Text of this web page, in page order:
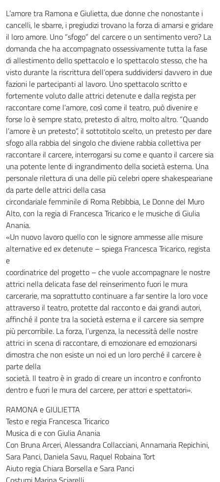
L’amore tra Ramona e Giulietta, due donne che nonostante i
cancelli, le sbarre, i pregiudizi trovano la forza di amarsi e gridare
il loro amore. Uno “sfogo” del carcere o un sentimento vero? La
domanda che ha accompagnato ossessivamente tutta la fase
di allestimento dello spettacolo e lo spettacolo stesso, che ha
visto durante la riscrittura dell’opera suddividersi davvero in due
fazioni le partecipanti al lavoro. Uno spettacolo scritto e
fortemente voluto dalle attrici detenute e dalla regista per
raccontare come l’amore, così come il teatro, può divenire e
forse lo è sempre stato, pretesto di altro, molto altro. “Quando
l’amore è un pretesto”, il sottotitolo scelto, un pretesto per dare
sfogo alla rabbia del singolo che diviene rabbia collettiva per
raccontare il carcere, interrogarsi su come e quanto il carcere sia
una potente lente di ingrandimento della società esterna. Una
personale rilettura di una delle più celebri opere shakespeariane
da parte delle attrici della casa
circondariale femminile di Roma Rebibbia, Le Donne del Muro
Alto, con la regia di Francesca Tricarico e le musiche di Giulia
Anania.
«Un nuovo lavoro quello con le signore ammesse alle misure
alternative ed ex detenute – spiega Francesca Tricarico, regista
e
coordinatrice del progetto – che vuole accompagnare le nostre
attrici nella delicata fase del reinserimento fuori le mura
carcerarie, ma soprattutto continuare a far sentire la loro voce
attraverso il teatro, protette dal racconto e dai grandi autori,
affinché il ponte tra la società esterna e il carcere sia sempre
più percorribile. La forza, l’urgenza, la necessità delle nostre
attrici in scena di raccontare, di emozionare ed emozionarsi
dimostra che non esiste un noi ed un loro perché il carcere è
parte della
società. Il teatro è in grado di creare un incontro e confronto
dentro e fuori le mura del carcere, per attori e spettatori».
RAMONA e GIULIETTA
Testo e regia Francesca Tricarico
Musica di e con Giulia Anania
Con Bruna Arceri, Alessandra Collacciani, Annamaria Repichini,
Sara Panci, Daniela Savu, Raquel Robaina Tort
Aiuto regia Chiara Borsella e Sara Panci